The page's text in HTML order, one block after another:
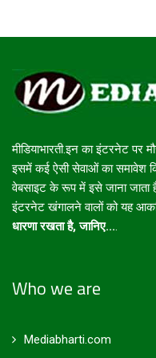
मीडियाभारती.इन का इंटरनेट पर
इसमें कई ऐसी सेवाओं का समावेश
वेबसाइट के रूप में इसे जाना जाता
इंटरनेट खंगालने वालों को यह
धारणा रखता है, जानिए....
Who we are
Mediabharti.com